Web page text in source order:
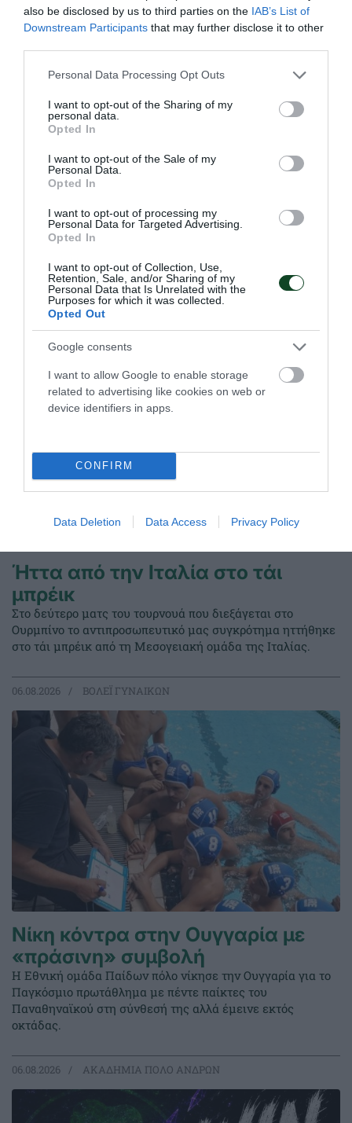
also be disclosed by us to third parties on the IAB’s List of
Downstream Participants that may further disclose it to other
Please note that this website/app uses one or more Google
not limited to your visit or usage behaviour. You may click to
grant or deny consent to Google and its third-party tags to
use your data for below specified purposes in below Google
consent section.
Personal Data Processing Opt Outs
I want to opt-out of the Sharing of my
personal data.
Opted In
I want to opt-out of the Sale of my
Personal Data.
Opted In
I want to opt-out of processing my
Personal Data for Targeted Advertising.
Opted In
I want to opt-out of Collection, Use,
Retention, Sale, and/or Sharing of my
Personal Data that Is Unrelated with the
Purposes for which it was collected.
Opted Out
Google consents
I want to allow Google to enable storage
related to advertising like cookies on web or
device identifiers in apps.
CONFIRM
Data Deletion Data Access Privacy Policy
Ισοπαλία με την Καβάλα
στο πρωτάθλημα της Α' Εθνικής.
ΤΕΛΕΥΤΑΙΑ ΝΕΑ
Ήττα από την Ιταλία στο τάι
μπρέικ
Στο δεύτερο ματς του τουρνουά που διεξάγεται στο
Ουρμπίνο το αντιπροσωπευτικό μας συγκρότημα ηττήθηκε
στο τάι μπρέικ από τη Μεσογειακή ομάδα της Ιταλίας.
06.08.2026 ΒΟΛΕΪ ΓΥΝΑΙΚΩΝ
Νίκη κόντρα στην Ουγγαρία με
«πράσινη» συμβολή
Η Εθνική ομάδα Παίδων πόλο νίκησε την Ουγγαρία για το
Παγκόσμιο πρωτάθλημα με πέντε παίκτες του
Παναθηναϊκού στη σύνθεσή της αλλά έμεινε εκτός
οκτάδας.
06.08.2026 ΑΚΑΔΗΜΙΑ ΠΟΛΟ ΑΝΔΡΩΝ